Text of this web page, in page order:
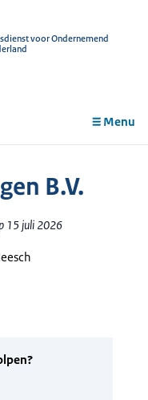
voor Ondernemend
Menu
B.V.
15 juli 2026